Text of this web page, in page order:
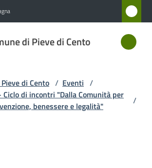
di Pieve di Cento
di Cento / Eventi /
Ciclo di incontri "Dalla Comunità per
benessere e legalità"
/